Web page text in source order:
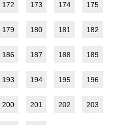
172 173 174 175
179 180 181 182
186 187 188 189
193 194 195 196
200 201 202 203